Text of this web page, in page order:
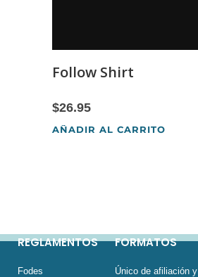
Follow Shirt
$26.95
AÑADIR AL CARRITO
REGLAMENTOS
Fodes
FORMATOS
Único de afiliación y